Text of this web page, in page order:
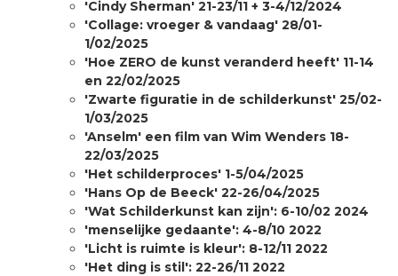
'Cindy Sherman' 21-23/11 + 3-4/12/2024
'Collage: vroeger & vandaag' 28/01-
1/02/2025
'Hoe ZERO de kunst veranderd heeft' 11-14
en 22/02/2025
'Zwarte figuratie in de schilderkunst' 25/02-
1/03/2025
'Anselm' een film van Wim Wenders 18-
22/03/2025
'Het schilderproces' 1-5/04/2025
'Hans Op de Beeck' 22-26/04/2025
'Wat Schilderkunst kan zijn': 6-10/02 2024
'menselijke gedaante': 4-8/10 2022
'Licht is ruimte is kleur': 8-12/11 2022
'Het ding is stil': 22-26/11 2022